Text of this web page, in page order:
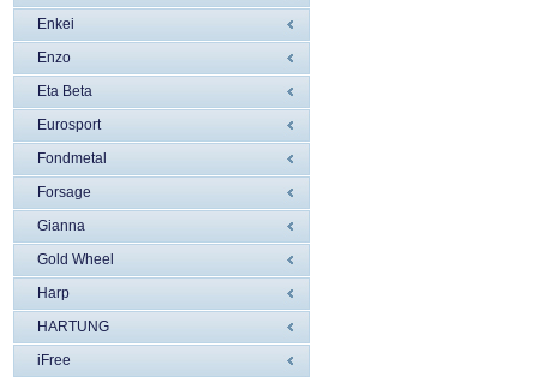
Enkei
Enzo
Eta Beta
Eurosport
Fondmetal
Forsage
Gianna
Gold Wheel
Harp
HARTUNG
iFree